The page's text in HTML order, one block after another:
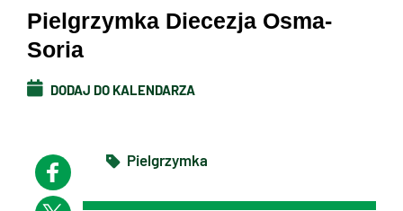
Pielgrzymka Diecezja Osma-
Soria
DODAJ DO KALENDARZA
Pielgrzymka